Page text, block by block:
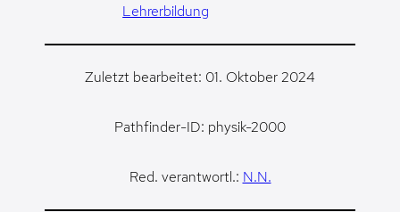
Lehrerbildung
Zuletzt bearbeitet: 01. Oktober 2024
Pathfinder-ID: physik-2000
Red. verantwortl.: N.N.